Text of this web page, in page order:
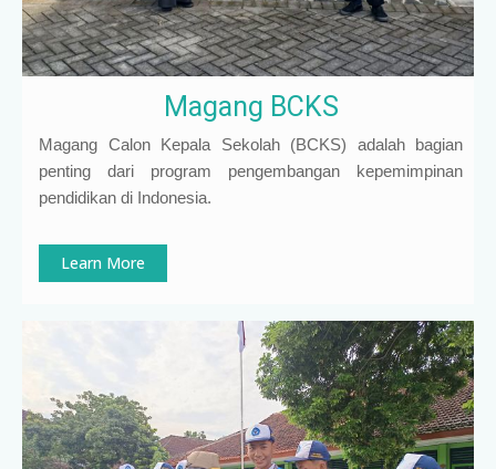
Magang BCKS
Magang Calon Kepala Sekolah (BCKS) adalah bagian
penting dari program pengembangan kepemimpinan
pendidikan di Indonesia.
Learn More